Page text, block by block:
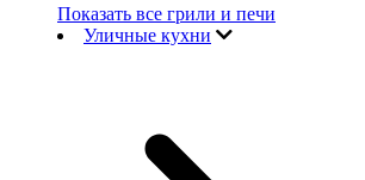
Показать все грили и печи
Уличные кухни